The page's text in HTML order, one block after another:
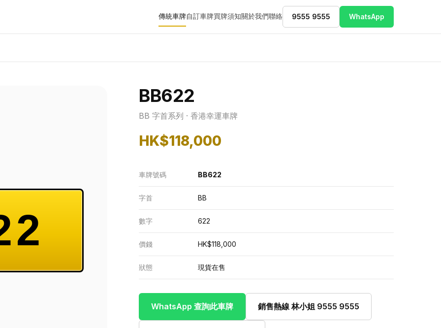
傳統車牌自訂車牌買牌須知關於我們聯絡 9555 9555 WhatsApp
BB622
BB 字首系列 · 香港幸運車牌
HK$118,000
車牌號碼 BB622
字首 BB
數字 622
價錢 HK$118,000
狀態 現貨在售
WhatsApp 查詢此車牌 銷售熱線 林小姐 9555 9555